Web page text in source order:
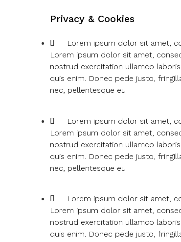
Privacy & Cookies
Lorem ipsum dolor sit amet,
Lorem ipsum dolor sit amet,
nostrud exercitation ullamco
quis enim. Donec pede justo,
nec, pellentesque eu
Lorem ipsum dolor sit amet,
Lorem ipsum dolor sit amet,
nostrud exercitation ullamco
quis enim. Donec pede justo,
nec, pellentesque eu
Lorem ipsum dolor sit amet,
Lorem ipsum dolor sit amet,
nostrud exercitation ullamco
quis enim. Donec pede justo,